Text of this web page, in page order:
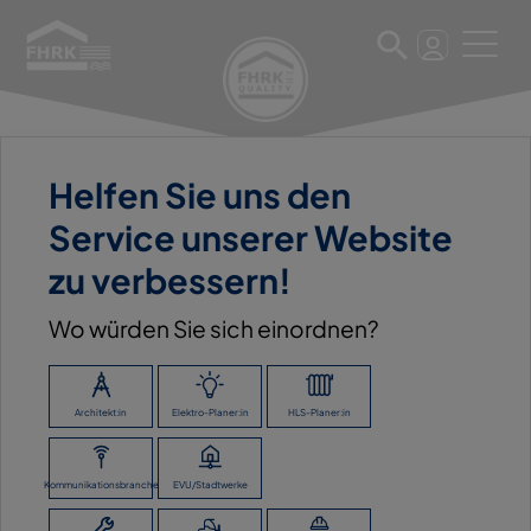
Helfen Sie uns den
Service unserer Website
zu verbessern!
Wo würden Sie sich einordnen?
Architekt:in Elektro-Planer:in HLS-Planer:in
Kommunikationsbranche EVU/Stadtwerke
9. März 2021
VIRTUELLE FACHTAGUNG
RADONSICHERES BAUEN
ZURÜCK ZUR ÜBERSICHT